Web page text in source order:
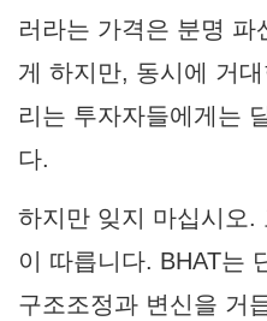
러라는 가격은 분명 파
게 하지만, 동시에 거
리는 투자자들에게는
다.
하지만 잊지 마십시오.
이 따릅니다. BHAT는
구조조정과 변신을 거